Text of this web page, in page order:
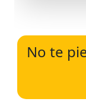
No te